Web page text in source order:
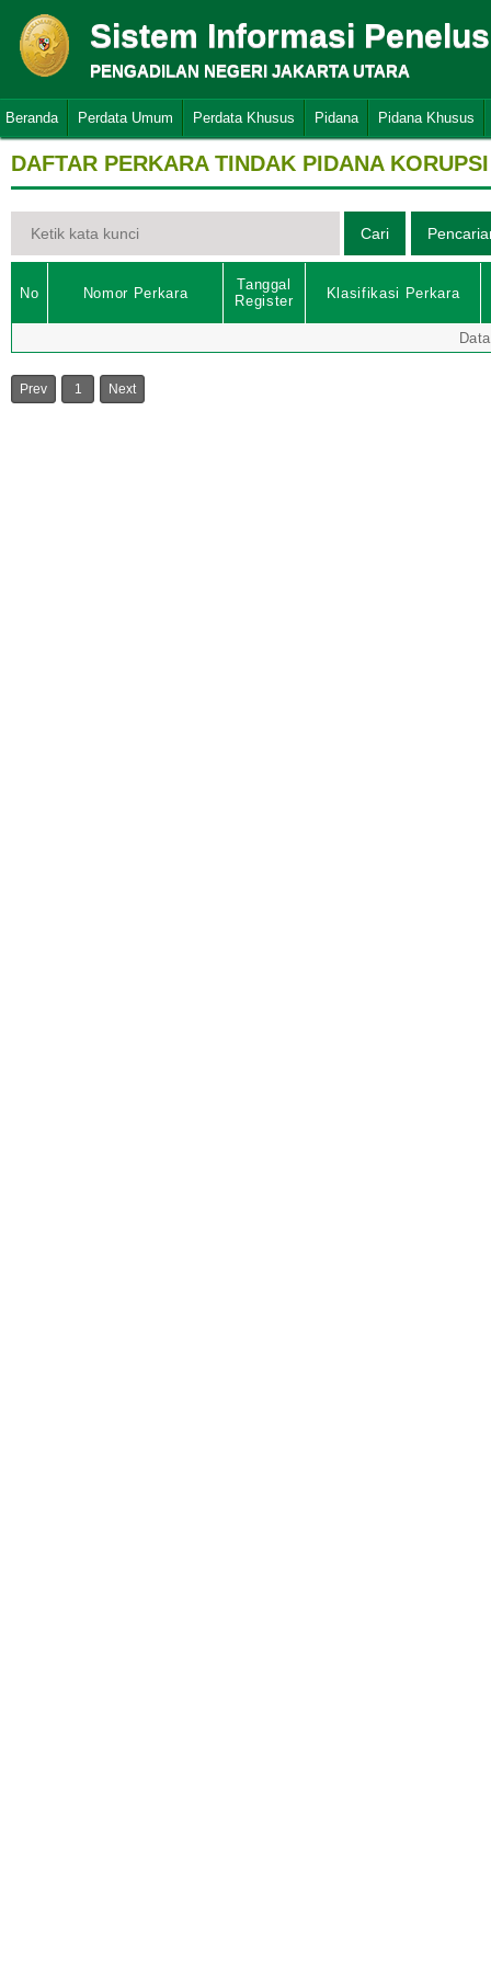
Sistem Informasi
PENGADILAN NEGERI JAKARTA UTARA
Beranda Perdata Umum Perdata Khusus Pidana Pidana Khusus
DAFTAR PERKARA TINDAK PIDANA KORUPSI
No Nomor Perkara
Tanggal
Register
Klasifikasi Perkara
Prev 1 Next